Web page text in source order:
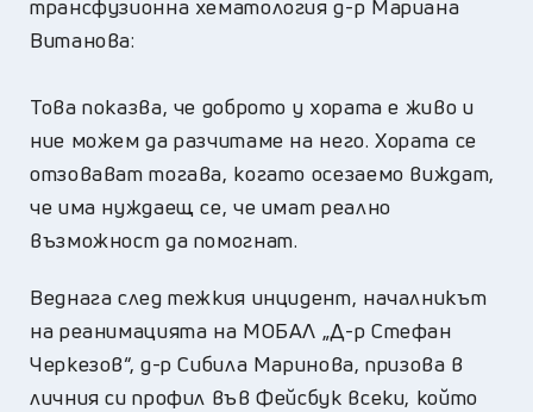
трансфузионна хематология д-р Мариана
Витанова:
Това показва, че доброто у хората е живо и
ние можем да разчитаме на него. Хората се
отзовават тогава, когато осезаемо виждат,
че има нуждаещ се, че имат реално
възможност да помогнат.
Веднага след тежкия инцидент, началникът
на реанимацията на МОБАЛ „Д-р Стефан
Черкезов“, д-р Сибила Маринова, призова в
личния си профил във Фейсбук всеки, който